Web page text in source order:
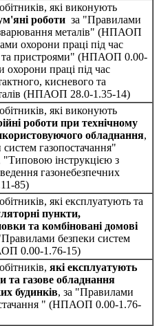
які виконують
роботи за "Правилами
металів" (НПАОП
охорони праці під час
та пристроями" (НПАОП 0.00-
праці під час
кисневого та
(НПАОП 28.0-1.35-14)
які виконують
роботи при технічному
обладнання,
газопостачання"
інструкцією з
газонебезпечних
85)
які експлуатують та
пункти,
та комбіновані домові
безпеки систем
0.00-1.76-15)
які експлуатують
та газове обладнання
будинків, за "Правилами
" (НПАОП 0.00-1.76-